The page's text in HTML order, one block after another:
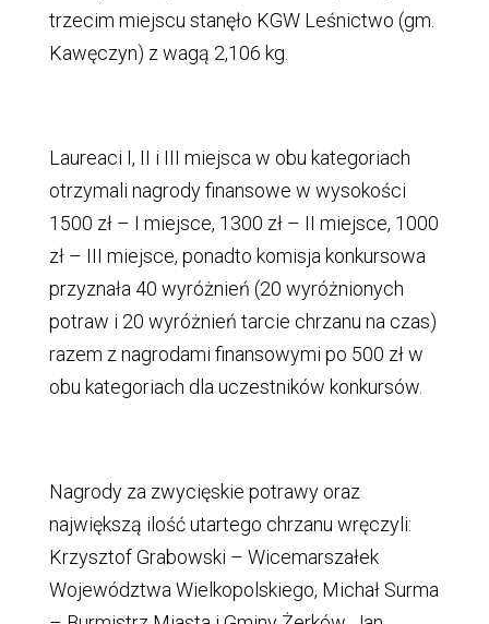
trzecim miejscu stanęło KGW Leśnictwo (gm.
Kawęczyn) z wagą 2,106 kg.
Laureaci I, II i III miejsca w obu kategoriach
otrzymali nagrody finansowe w wysokości
1500 zł – I miejsce, 1300 zł – II miejsce, 1000
zł – III miejsce, ponadto komisja konkursowa
przyznała 40 wyróżnień (20 wyróżnionych
potraw i 20 wyróżnień tarcie chrzanu na czas)
razem z nagrodami finansowymi po 500 zł w
obu kategoriach dla uczestników konkursów.
Nagrody za zwycięskie potrawy oraz
największą ilość utartego chrzanu wręczyli:
Krzysztof Grabowski – Wicemarszałek
Województwa Wielkopolskiego, Michał Surma